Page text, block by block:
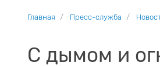
Главная Пресс-служба
С дымом и